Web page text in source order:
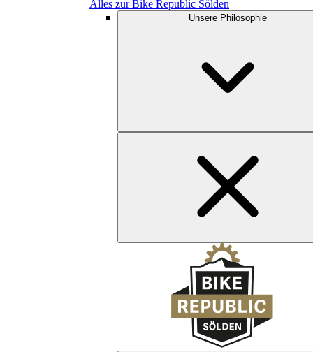
Alles zur Bike Republic Sölden
Unsere Philosophie